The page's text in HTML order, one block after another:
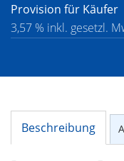
Provision für Käufer
3,57 % inkl. gesetzl.
Beschreibung